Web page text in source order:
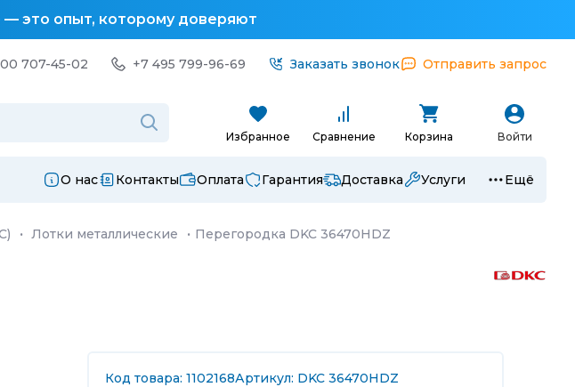
— это опыт, которому доверяют
707-45-02 +7 495 799-96-69 Заказать звонок Отправить запрос
Избранное Сравнение Корзина Войти
О нас Контакты Оплата Гарантия Доставка Услуги Ещё
· Лотки металлические · Перегородка DKC 36470HDZ
Код товара: 1102168Артикул: DKC 36470HDZ